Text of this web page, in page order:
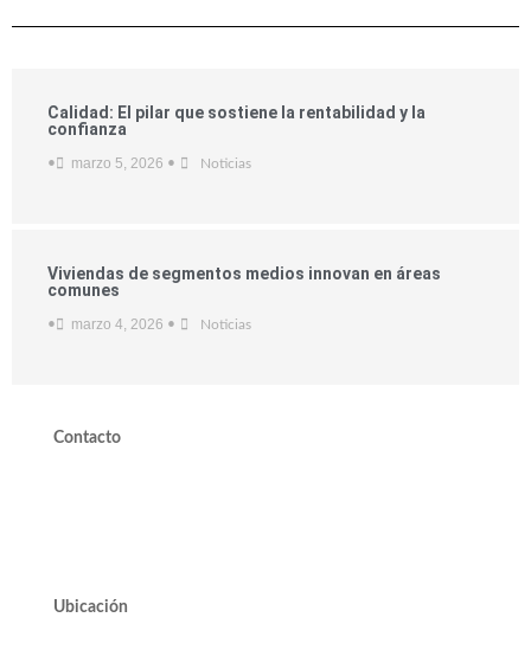
Calidad: El pilar que sostiene la rentabilidad y la
confianza
• marzo 5, 2026 • Noticias
Viviendas de segmentos medios innovan en áreas
comunes
• marzo 4, 2026 • Noticias
Contacto
Ubicación